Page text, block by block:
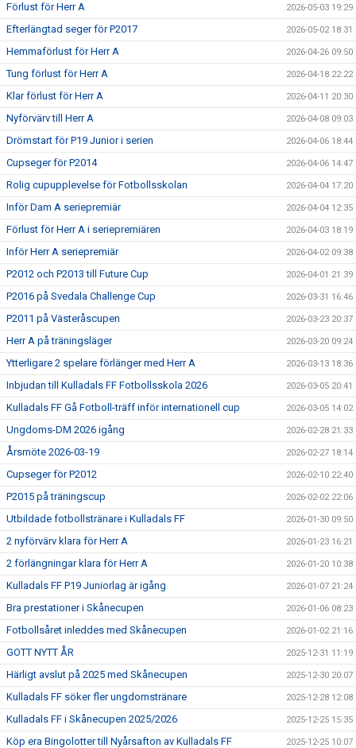
Förlust för Herr A 2026-05-03 19:29
Efterlängtad seger för P2017 2026-05-02 18:31
Hemmaförlust för Herr A 2026-04-26 09:50
Tung förlust för Herr A 2026-04-18 22:22
Klar förlust för Herr A 2026-04-11 20:30
Nyförvärv till Herr A 2026-04-08 09:03
Drömstart för P19 Junior i serien 2026-04-06 18:44
Cupseger för P2014 2026-04-06 14:47
Rolig cupupplevelse för Fotbollsskolan 2026-04-04 17:20
Inför Dam A seriepremiär 2026-04-04 12:35
Förlust för Herr A i seriepremiären 2026-04-03 18:19
Inför Herr A seriepremiär 2026-04-02 09:38
P2012 och P2013 till Future Cup 2026-04-01 21:39
P2016 på Svedala Challenge Cup 2026-03-31 16:46
P2011 på Västeråscupen 2026-03-23 20:37
Herr A på träningsläger 2026-03-20 09:24
Ytterligare 2 spelare förlänger med Herr A 2026-03-13 18:36
Inbjudan till Kulladals FF Fotbollsskola 2026 2026-03-05 20:41
Kulladals FF Gå Fotboll-träff inför internationell cup 2026-03-05 14:02
Ungdoms-DM 2026 igång 2026-02-28 21:33
Årsmöte 2026-03-19 2026-02-27 18:14
Cupseger för P2012 2026-02-10 22:40
P2015 på träningscup 2026-02-02 22:06
Utbildade fotbollstränare i Kulladals FF 2026-01-30 09:50
2 nyförvärv klara för Herr A 2026-01-23 16:21
2 förlängningar klara för Herr A 2026-01-20 10:38
Kulladals FF P19 Juniorlag är igång 2026-01-07 21:24
Bra prestationer i Skånecupen 2026-01-06 08:23
Fotbollsåret inleddes med Skånecupen 2026-01-02 21:16
GOTT NYTT ÅR 2025-12-31 11:19
Härligt avslut på 2025 med Skånecupen 2025-12-30 20:07
Kulladals FF söker fler ungdomstränare 2025-12-28 12:08
Kulladals FF i Skånecupen 2025/2026 2025-12-25 15:35
Köp era Bingolotter till Nyårsafton av Kulladals FF 2025-12-25 10:07